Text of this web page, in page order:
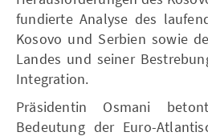
fundierte Analyse des
Kosovo und Serbien sowie
Landes und seiner
Integration.
Präsidentin Osmani
Bedeutung der Euro-